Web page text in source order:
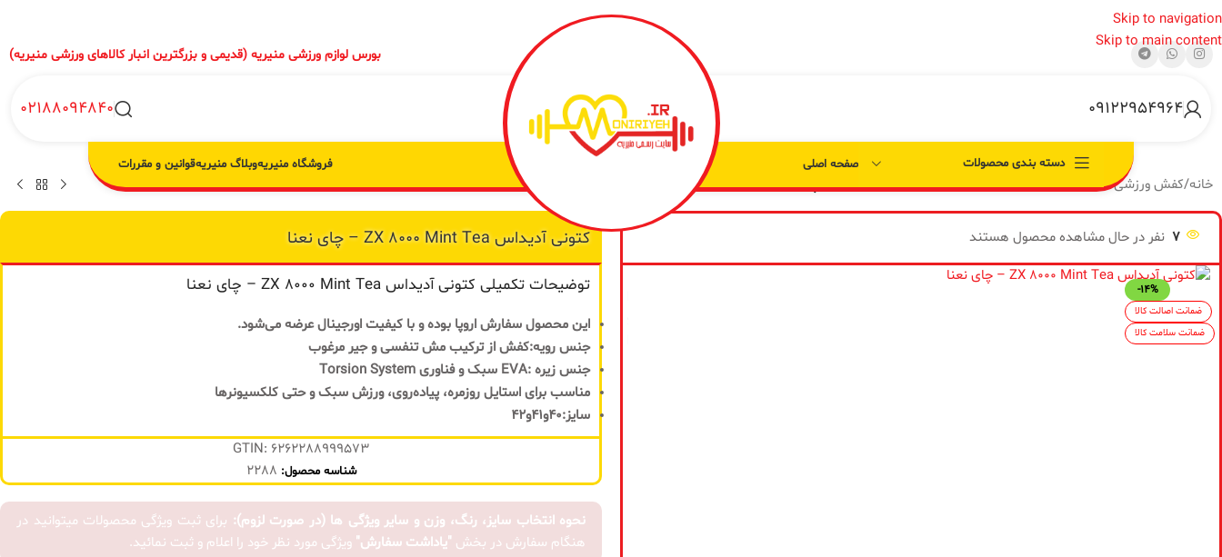
Skip to navigation
Skip to main content
بورس لوازم ورزشی منیریه (قدیمی و بزرگترین انبار کالاهای ورزشی منیریه)
09122954964
02188094840
دسته بندی محصولات صفحه اصلی فروشگاه منیریهوبلاگ منیریهقوانین و مقررات
خانه/کفش ورزشی/کتونی اورجینال/کتونی آدیداس ZX 8000 Mint Tea – چای نعنا
7 نفر در حال مشاهده محصول هستند
-14%
ضمانت اصالت کالا
ضمانت سلامت کالا
به من
پیامک
اطلاع بده
زمانیکه
محصول
توقف
فروش شد
زمانیکه
نسخه
کتونی آدیداس ZX 8000 Mint Tea – چای نعنا
توضیحات تکمیلی کتونی آدیداس ZX 8000 Mint Tea – چای نعنا
این محصول سفارش اروپا بوده و با کیفیت اورجینال عرضه می‌شود.
جنس رویه:کفش از ترکیب مش تنفسی و جیر مرغوب
جنس زیره :EVA سبک و فناوری Torsion System
مناسب برای استایل روزمره، پیاده‌روی، ورزش سبک و حتی کلکسیونرها
سایز:40و41و42
GTIN: 6262288999573
شناسه محصول: 2288
نحوه انتخاب سایز، رنگ، وزن و سایر ویژگی ها (در صورت لزوم): برای ثبت ویژگی محصولات میتوانید در
هنگام سفارش در بخش "یاداشت سفارش" ویژگی مورد نظر خود را اعلام و ثبت نمائید.